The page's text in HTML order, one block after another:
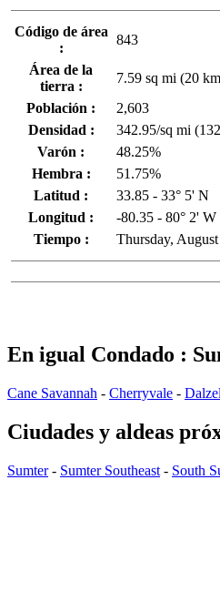
Código de área
:
843
Área de la
tierra :
7.59 sq mi (20
Población :
2,603
Densidad :
342.95/sq mi
Varón :
48.25%
Hembra :
51.75%
Latitud :
33.85 - 33° 5' N
Longitud :
-80.35 - 80° 2' W
Tiempo :
Thursday,
En igual Condado :
Cane Savannah - Cherryvale -
Ciudades y aldeas
Sumter- Sumter Southeast - South